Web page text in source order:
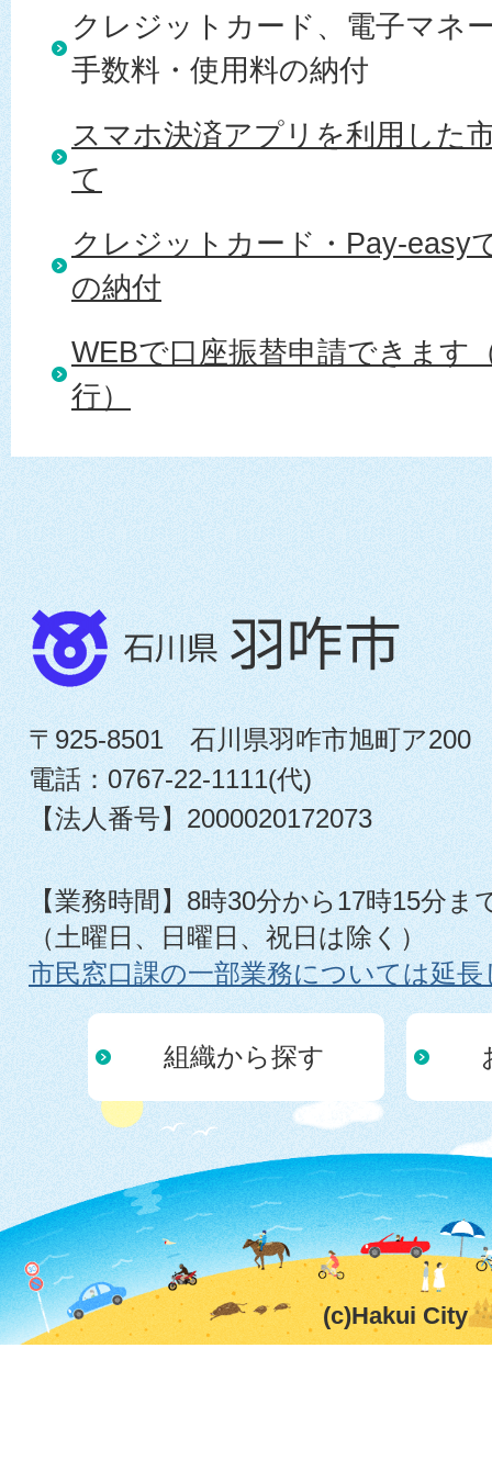
クレジットカード、電子マネ
手数料・使用料の納付
スマホ決済アプリを利用した
て
クレジットカード・Pay-easy
の納付
WEBで口座振替申請できます
行）
〒925-8501 石川県羽咋市旭町ア200
電話：0767-22-1111(代)
【法人番号】2000020172073
【業務時間】8時30分から17時15分ま
（土曜日、日曜日、祝日は除く）
市民窓口課の一部業務については延
組織から探す
(c)Hakui City